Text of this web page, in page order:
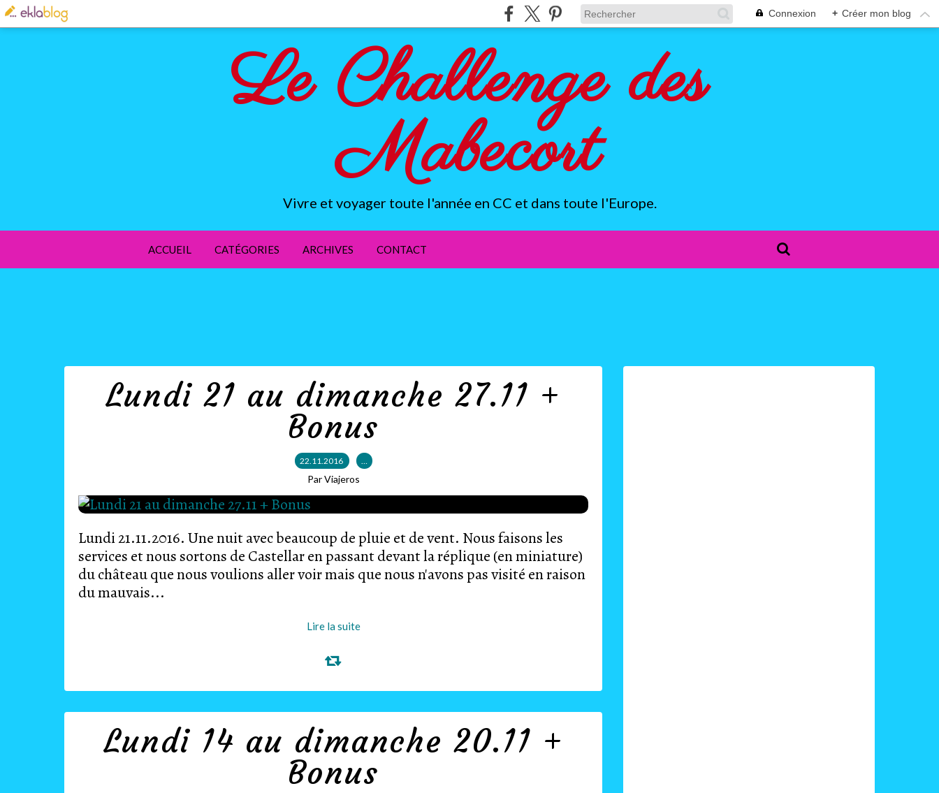
Connexion + Créer mon blog
Le Challenge des
Mabecort
Vivre et voyager toute l'année en CC et dans toute l'Europe.
ACCUEIL CATÉGORIES ARCHIVES CONTACT
Lundi 21 au dimanche 27.11 +
Bonus
22.11.2016 …
Par Viajeros
Lundi 21.11.2016. Une nuit avec beaucoup de pluie et de vent. Nous faisons les
services et nous sortons de Castellar en passant devant la réplique (en miniature)
du château que nous voulions aller voir mais que nous n'avons pas visité en raison
du mauvais...
Lire la suite
Lundi 14 au dimanche 20.11 +
Bonus